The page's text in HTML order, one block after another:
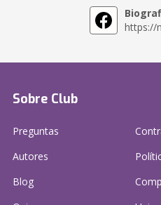
https://
Sobre Club
Preguntas
Autores
Blog